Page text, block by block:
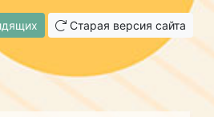
Старая версия сайта